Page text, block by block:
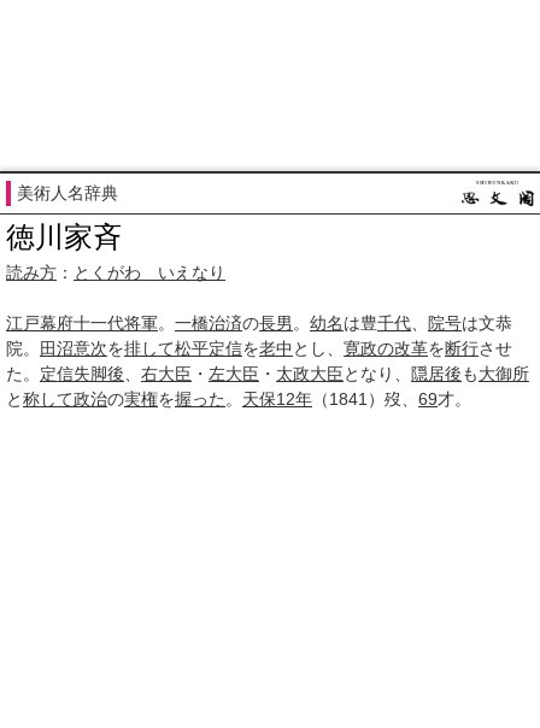
美術人名辞典
徳川家斉
読み方 ： とくがわ いえなり
江戸幕府十一代将軍。 一橋治済の長男 。 幼名は豊千代 院号は文恭
院。
田沼意次を排して松平定信を老中 とし、 寛政の改革を断行させ
た。 定信失脚後 右大臣 ・ 左大臣 ・ 太政大臣となり、 隠居後も大御所
と称して政治の実権を握った 。 天保12年 （1841）歿、 69才。